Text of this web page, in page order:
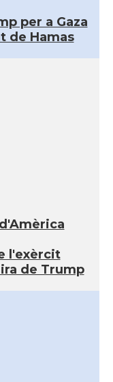
per a Gaza
de Hamas
l'exèrcit
de Trump